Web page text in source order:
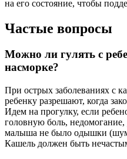
на его состояние, чтобы
Частые вопросы
Можно ли гулять с
насморке?
При острых заболеваниях с
ребенку разрешают, когда
Идем на прогулку, если
головную боль,
малыша не было одышки
Кашель должен быть